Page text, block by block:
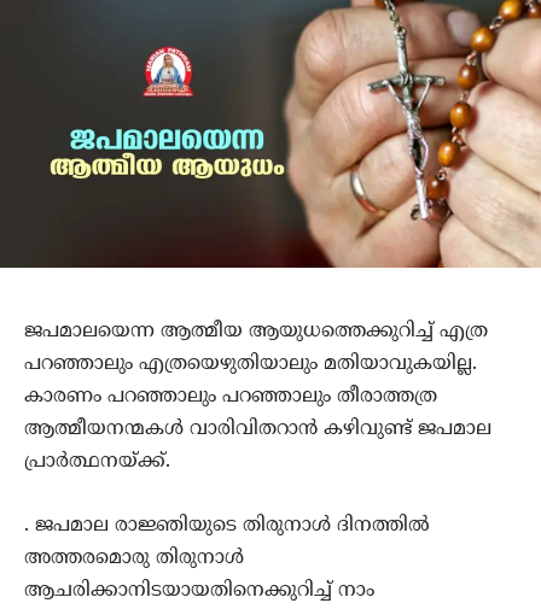
ജപമാലയെന്ന ആത്മീയ ആയുധത്തെക്കുറിച്ച് എത്ര
പറഞ്ഞാലും എത്രയെഴുതിയാലും മതിയാവുകയില്ല.
കാരണം പറഞ്ഞാലും പറഞ്ഞാലും തീരാത്തത്ര
ആത്മീയനന്മകള്‍ വാരിവിതറാന്‍ കഴിവുണ്ട് ജപമാല
പ്രാര്‍ത്ഥനയ്ക്ക്.
. ജപമാല രാജ്ഞിയുടെ തിരുനാള്‍ ദിനത്തില്‍
അത്തരമൊരു തിരുനാള്‍
ആചരിക്കാനിടയായതിനെക്കുറിച്ച് നാം